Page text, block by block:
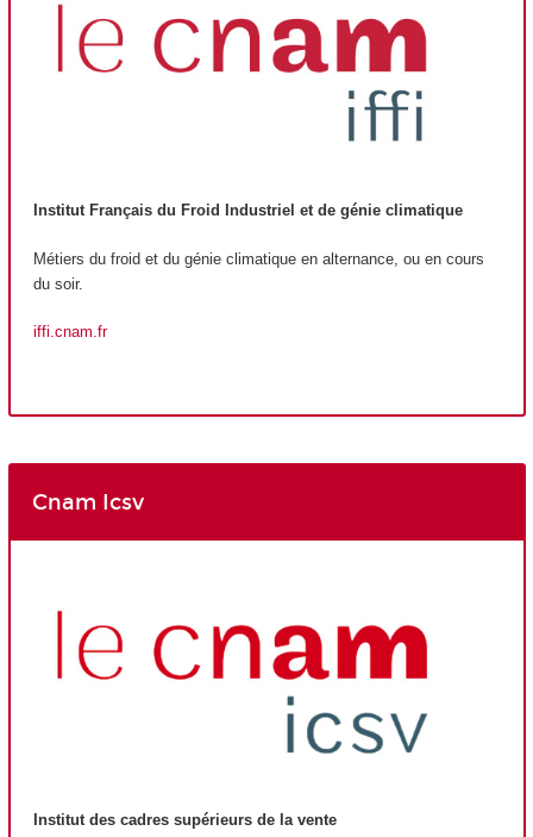
Institut Français du Froid Industriel et de génie climatique
Métiers du froid et du génie climatique en alternance, ou en cours
du soir.
iffi.cnam.fr
Cnam Icsv
Institut des cadres supérieurs de la vente